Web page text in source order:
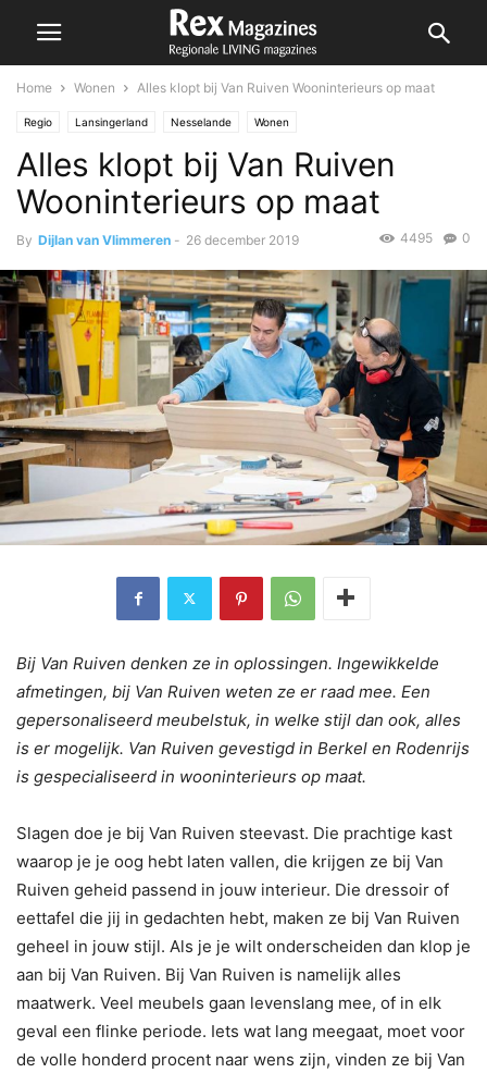
Home Wonen Alles klopt bij Van Ruiven Wooninterieurs op maat
Regio Lansingerland Nesselande Wonen
Alles klopt bij Van Ruiven
Wooninterieurs op maat
By Dijlan van Vlimmeren - 26 december 2019 0
4495
Bij Van Ruiven denken ze in oplossingen. Ingewikkelde
afmetingen, bij Van Ruiven weten ze er raad mee. Een
gepersonaliseerd meubelstuk, in welke stijl dan ook, alles
is er mogelijk. Van Ruiven gevestigd in Berkel en Rodenrijs
is gespecialiseerd in wooninterieurs op maat.
Slagen doe je bij Van Ruiven steevast. Die prachtige kast
waarop je je oog hebt laten vallen, die krijgen ze bij Van
Ruiven geheid passend in jouw interieur. Die dressoir of
eettafel die jij in gedachten hebt, maken ze bij Van Ruiven
geheel in jouw stijl. Als je je wilt onderscheiden dan klop je
aan bij Van Ruiven. Bij Van Ruiven is namelijk alles
maatwerk. Veel meubels gaan levenslang mee, of in elk
geval een flinke periode. Iets wat lang meegaat, moet voor
de volle honderd procent naar wens zijn, vinden ze bij Van